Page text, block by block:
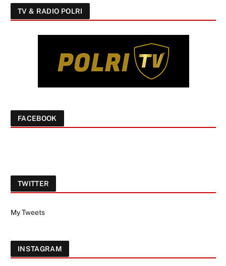
TV & RADIO POLRI
FACEBOOK
TWITTER
My Tweets
INSTAGRAM